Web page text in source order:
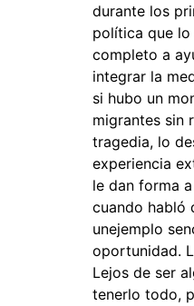
durante los
política que
completo a
integrar la
si hubo un
migrantes sin
tragedia, lo
experiencia
le dan forma
cuando habló
unejemplo
oportunidad.
Lejos de ser
tenerlo todo,